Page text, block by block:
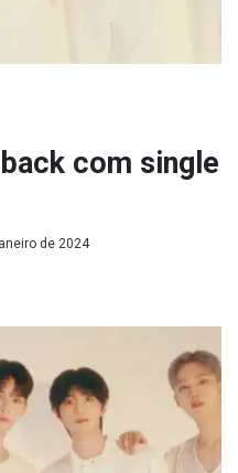
com single
de 2024